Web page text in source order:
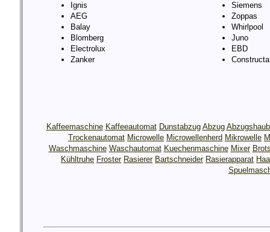
Ignis
AEG
Balay
Blomberg
Electrolux
Zanker
Siemens
Zoppas
Whirlpool
Juno
EBD
Constructa
Kaffeemaschine Kaffeeautomat Dunstabzug Abzug
Trockenautomat Microwelle Microwellenherd Mikrowelle
Waschmaschine Waschautomat Kuechenmaschine Mixer
Kühltruhe Froster Rasierer Bartschneider Rasierapparat